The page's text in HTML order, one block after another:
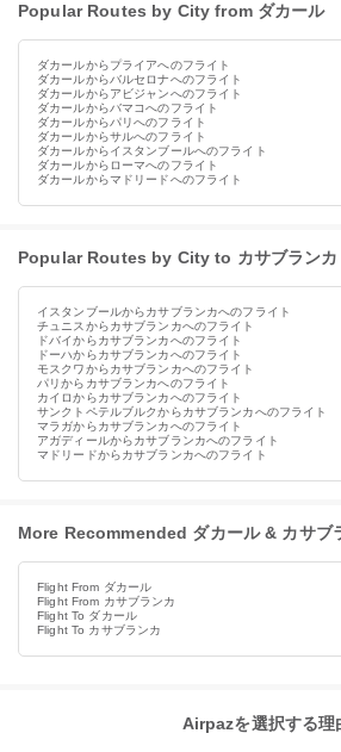
Popular Routes by City from ダカール
ダカールからプライアへのフライト
ダカールからバルセロナへのフライト
ダカールからアビジャンへのフライト
ダカールからバマコへのフライト
ダカールからパリへのフライト
ダカールからサルへのフライト
ダカールからイスタンブールへのフライト
ダカールからローマへのフライト
ダカールからマドリードへのフライト
Popular Routes by City to カサブランカ
イスタンブールからカサブランカへのフライト
チュニスからカサブランカへのフライト
ドバイからカサブランカへのフライト
ドーハからカサブランカへのフライト
モスクワからカサブランカへのフライト
パリからカサブランカへのフライト
カイロからカサブランカへのフライト
サンクトペテルブルクからカサブランカへのフライト
マラガからカサブランカへのフライト
アガディールからカサブランカへのフライト
マドリードからカサブランカへのフライト
More Recommended ダカール & カサブ
Flight From ダカール
Flight From カサブランカ
Flight To ダカール
Flight To カサブランカ
Airpazを選択する理